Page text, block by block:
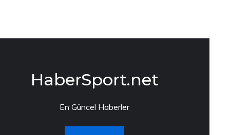
HaberSport.net
En Güncel Haberler